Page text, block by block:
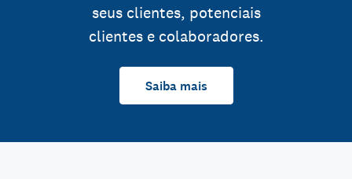
seus clientes, potenciais
clientes e colaboradores.
Saiba mais